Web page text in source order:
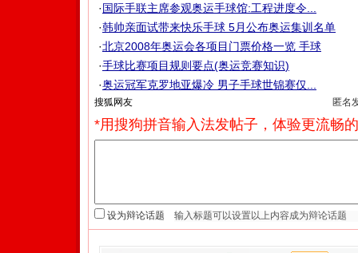
·国际手联主席参观奥运手球馆:工程进度令...
·韩帅亲面试带来快乐手球 5月公布奥运集训名单
·北京2008年奥运会各项目门票价格一览 手球
·手球比赛项目规则要点(奥运竞赛知识)
·奥运冠军克罗地亚爆冷 男子手球世锦赛仅...
匿名
*用搜狗拼音输入法发帖子，体验更流畅
设为辩论话题